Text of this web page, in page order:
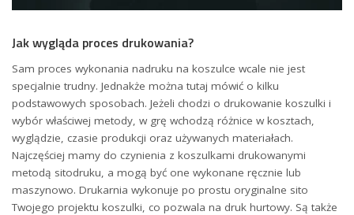
Jak wygląda proces drukowania?
Sam proces wykonania nadruku na koszulce wcale nie jest
specjalnie trudny. Jednakże można tutaj mówić o kilku
podstawowych sposobach. Jeżeli chodzi o drukowanie koszulki i
wybór właściwej metody, w grę wchodzą różnice w kosztach,
wyglądzie, czasie produkcji oraz używanych materiałach.
Najczęściej mamy do czynienia z koszulkami drukowanymi
metodą sitodruku, a mogą być one wykonane ręcznie lub
maszynowo. Drukarnia wykonuje po prostu oryginalne sito
Twojego projektu koszulki, co pozwala na druk hurtowy. Są także